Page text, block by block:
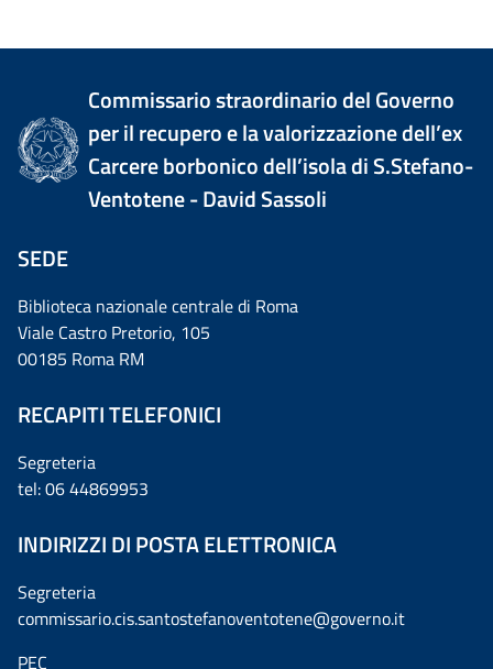
Tutti i contenuti della pagina
Commissario straordinario del Governo
per il recupero e la valorizzazione dell’ex
Carcere borbonico dell’isola di S.Stefano-
Ventotene - David Sassoli
SEDE
Biblioteca nazionale centrale di Roma
Viale Castro Pretorio, 105
00185 Roma RM
RECAPITI TELEFONICI
Segreteria
tel: 06 44869953
INDIRIZZI DI POSTA ELETTRONICA
Segreteria
commissario.cis.santostefanoventotene@governo.it
PEC